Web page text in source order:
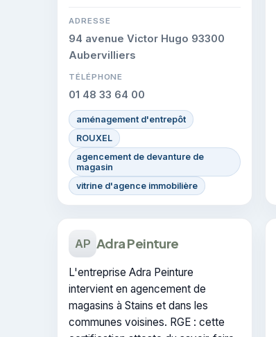
ADRESSE
94 avenue Victor Hugo 93300
Aubervilliers
TÉLÉPHONE
01 48 33 64 00
aménagement d'entrepôt
ROUXEL
agencement de devanture de
magasin
vitrine d'agence immobilière
AP Adra Peinture
L'entreprise Adra Peinture
intervient en agencement de
magasins à Stains et dans les
communes voisines. RGE : cette